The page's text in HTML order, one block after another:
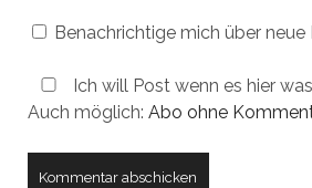
Benachrichtige mich über neue
Ich will Post wenn es hier
Auch möglich: Abo ohne